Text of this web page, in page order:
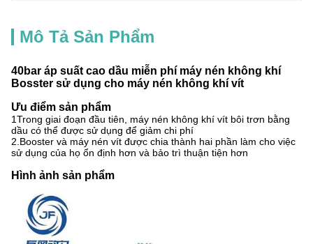
Mô Tả Sản Phẩm
40bar áp suất cao dầu miễn phí máy nén không khí
Bosster sử dụng cho máy nén không khí vít
Ưu điểm sản phẩm
1Trong giai đoạn đầu tiên, máy nén không khí vít bôi trơn bằng
dầu có thể được sử dụng để giảm chi phí
2.Booster và máy nén vít được chia thành hai phần làm cho việc
sử dụng của họ ổn định hơn và bảo trì thuận tiện hơn
Hình ảnh sản phẩm